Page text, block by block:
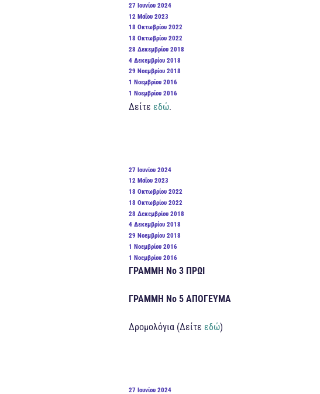
ΔΗΜΟΣΙΕΎΤΗΚΕ
ΣΤΙΣ
27 Ιουνίου 2024
ΔΗΜΟΣΙΕΎΤΗΚΕ
ΣΤΙΣ
12 Μαΐου 2023
ΔΗΜΟΣΙΕΎΤΗΚΕ
ΣΤΙΣ
18 Οκτωβρίου 2022
ΔΗΜΟΣΙΕΎΤΗΚΕ
ΣΤΙΣ
18 Οκτωβρίου 2022
ΔΗΜΟΣΙΕΎΤΗΚΕ
ΣΤΙΣ
28 Δεκεμβρίου 2018
ΔΗΜΟΣΙΕΎΤΗΚΕ
ΣΤΙΣ
4 Δεκεμβρίου 2018
ΔΗΜΟΣΙΕΎΤΗΚΕ
ΣΤΙΣ
29 Νοεμβρίου 2018
ΔΗΜΟΣΙΕΎΤΗΚΕ
ΣΤΙΣ
1 Νοεμβρίου 2016
ΔΗΜΟΣΙΕΎΤΗΚΕ
ΣΤΙΣ
1 Νοεμβρίου 2016
Δείτε εδώ.
ΔΗΜΟΣΙΕΎΤΗΚΕ
ΣΤΙΣ
27 Ιουνίου 2024
ΔΗΜΟΣΙΕΎΤΗΚΕ
ΣΤΙΣ
12 Μαΐου 2023
ΔΗΜΟΣΙΕΎΤΗΚΕ
ΣΤΙΣ
18 Οκτωβρίου 2022
ΔΗΜΟΣΙΕΎΤΗΚΕ
ΣΤΙΣ
18 Οκτωβρίου 2022
ΔΗΜΟΣΙΕΎΤΗΚΕ
ΣΤΙΣ
28 Δεκεμβρίου 2018
ΔΗΜΟΣΙΕΎΤΗΚΕ
ΣΤΙΣ
4 Δεκεμβρίου 2018
ΔΗΜΟΣΙΕΎΤΗΚΕ
ΣΤΙΣ
29 Νοεμβρίου 2018
ΔΗΜΟΣΙΕΎΤΗΚΕ
ΣΤΙΣ
1 Νοεμβρίου 2016
ΔΗΜΟΣΙΕΎΤΗΚΕ
ΣΤΙΣ
1 Νοεμβρίου 2016
ΓΡΑΜΜΗ Νο 3 ΠΡΩΙ
ΓΡΑΜΜΗ Νο 5 ΑΠΟΓΕΥΜΑ
Δρομολόγια (Δείτε εδώ)
ΔΗΜΟΣΙΕΎΤΗΚΕ
27 Ιουνίου 2024